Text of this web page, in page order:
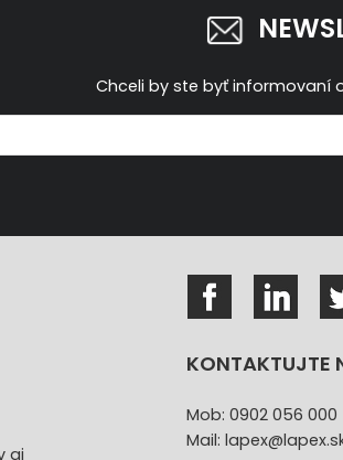
Chceli by ste byť informovaní
aj
KONTAKTUJTE
Mob: 0902 056 000
Mail: